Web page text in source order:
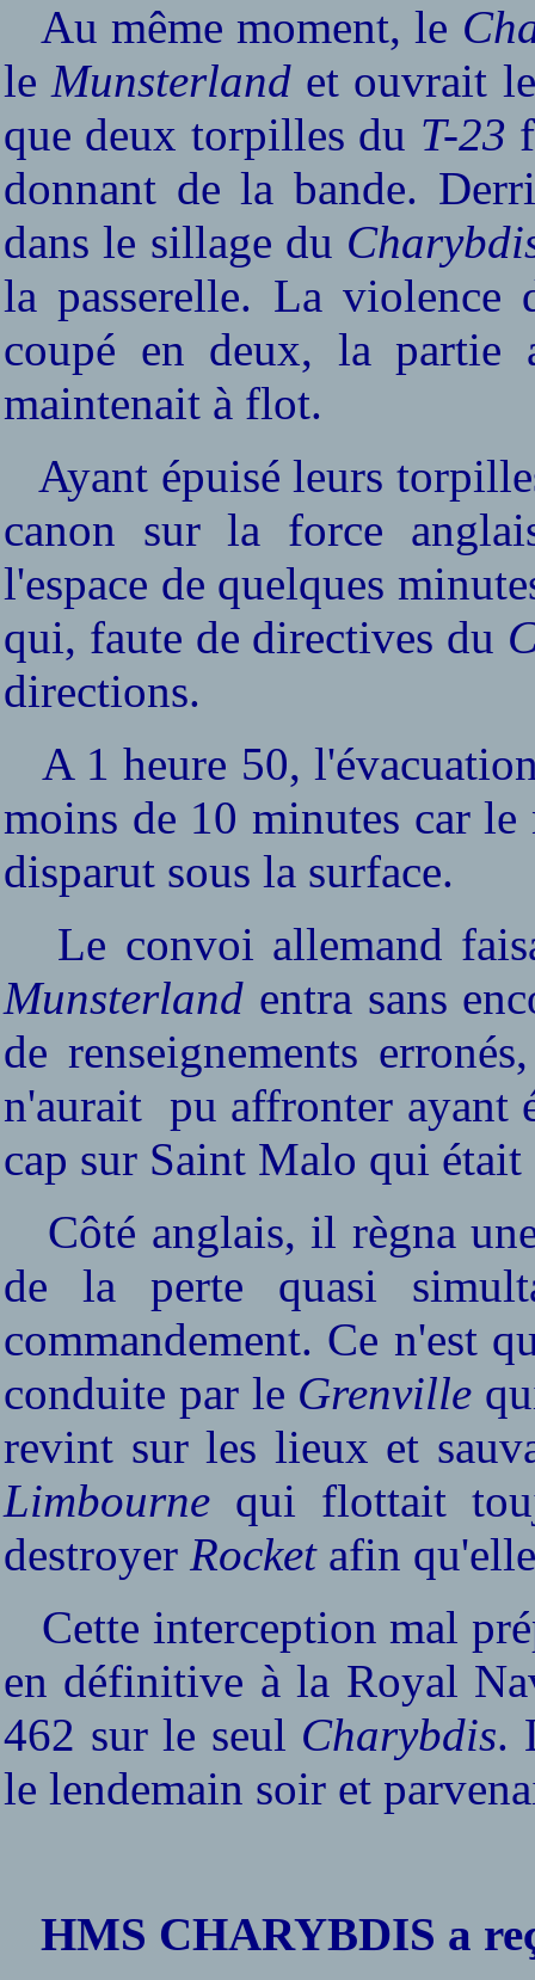
Au même moment, le
le Munsterland et ouvrait
que deux torpilles du T-23
donnant de la bande.
dans le sillage du
la passerelle. La
coupé en deux, la partie
maintenait à flot.
Ayant épuisé leurs
canon sur la force
l'espace de quelques
qui, faute de directives du
directions.
A 1 heure 50,
moins de 10 minutes car
disparut sous la surface.
Le convoi allemand
Munsterland entra sans
de renseignements
n'aurait pu affronter ayant
cap sur Saint Malo qui était
Côté anglais, il règna
de la perte quasi
commandement. Ce n'est
conduite par le Grenville
revint sur les lieux et
Limbourne qui flottait
destroyer Rocketafin qu'elle
Cette interception mal
en définitive à la Royal
462 sur le seul Charybdis.
le lendemain soir et
HMS CHARYBDIS a